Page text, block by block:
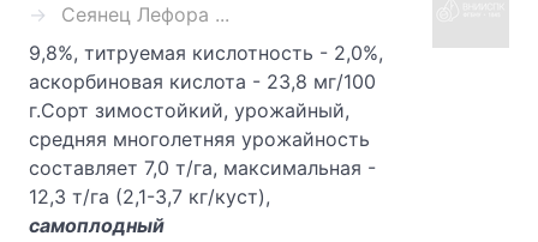
Сеянец Лефора ...
9,8%, титруемая кислотность - 2,0%,
аскорбиновая кислота - 23,8 мг/100
г.Сорт зимостойкий, урожайный,
средняя многолетняя урожайность
составляет 7,0 т/га, максимальная -
12,3 т/га (2,1-3,7 кг/куст),
самоплодный